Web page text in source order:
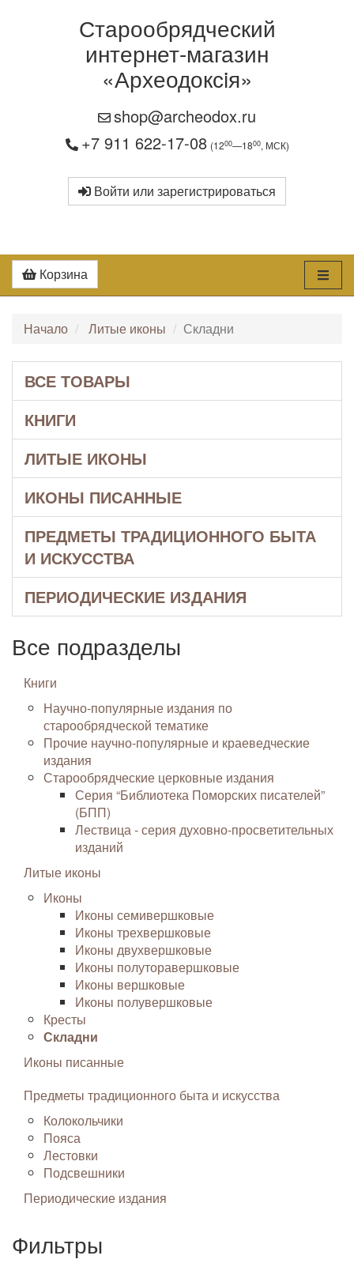
Старообрядческий
интернет-магазин
«Археодоксiя»
shop@archeodox.ru
+7 911 622-17-08 (1200—1800, МСК)
Войти или зарегистрироваться
Корзина
Начало Литые иконы Складни
ВСЕ ТОВАРЫ
КНИГИ
ЛИТЫЕ ИКОНЫ
ИКОНЫ ПИСАННЫЕ
ПРЕДМЕТЫ ТРАДИЦИОННОГО БЫТА
И ИСКУССТВА
ПЕРИОДИЧЕСКИЕ ИЗДАНИЯ
Все подразделы
Книги
Научно-популярные издания по
старообрядческой тематике
Прочие научно-популярные и краеведческие
издания
Старообрядческие церковные издания
Серия “Библиотека Поморских писателей”
(БПП)
Лествица - серия духовно-просветительных
изданий
Литые иконы
Иконы
Иконы семивершковые
Иконы трехвершковые
Иконы двухвершковые
Иконы полуторавершковые
Иконы вершковые
Иконы полувершковые
Кресты
Складни
Иконы писанные
Предметы традиционного быта и искусства
Колокольчики
Пояса
Лестовки
Подсвешники
Периодические издания
Фильтры